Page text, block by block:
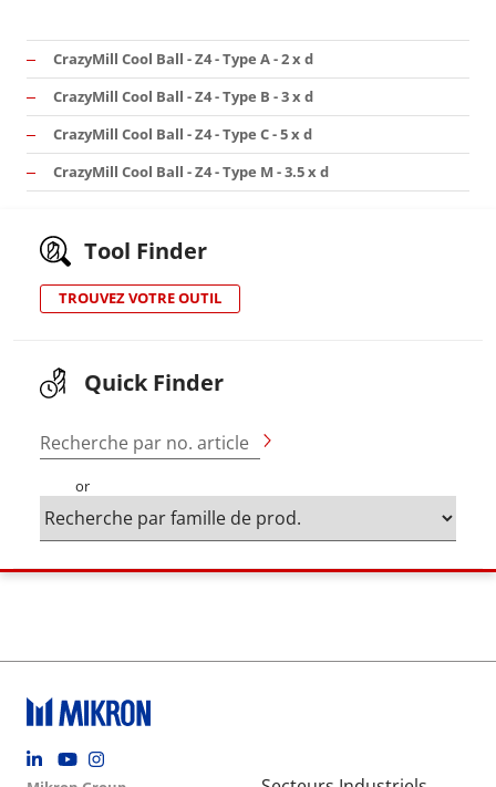
CrazyMill Cool Ball - Z4 - Type A - 2 x d
CrazyMill Cool Ball - Z4 - Type B - 3 x d
CrazyMill Cool Ball - Z4 - Type C - 5 x d
CrazyMill Cool Ball - Z4 - Type M - 3.5 x d
Tool Finder
TROUVEZ VOTRE OUTIL
Quick Finder
Recherche par no. article
or
Footer social